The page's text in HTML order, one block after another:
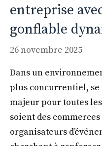
entreprise
gonflable
26 novembre 2025
Dans un
plus concurrentiel,
majeur pour toutes
soient des
organisateurs